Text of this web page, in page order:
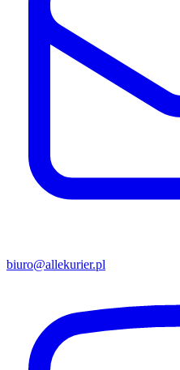
biuro@allekurier.pl